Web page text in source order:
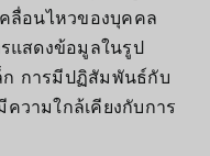
ลื่อนไหวของบุคคล
แสดงข้อมูลในรูป
ก การมีปฏิสัมพันธ์กับ
วามใกล้เคียงกับการ